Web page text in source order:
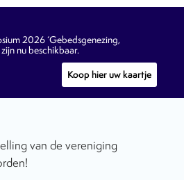
2026 ‘Gebedsgenezing,
nu beschikbaar.
Koop hier uw kaartje
van de vereniging